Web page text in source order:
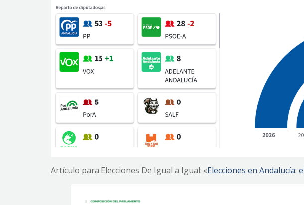
Artículo para Elecciones De Igual a Igual: «Elecciones en Andalucía: